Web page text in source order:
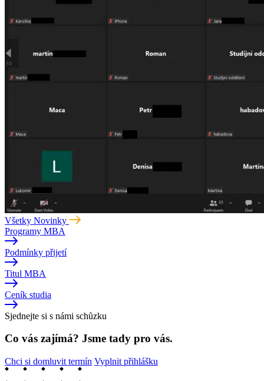
Všetky Novinky
Programy MBA
Podmínky přijetí
Titul MBA
Ceník studia
Sjednejte si s námi schůzku
Co vás zajímá? Jsme tady pro vás.
Chci si domluvit termín Vyplnit přihlášku